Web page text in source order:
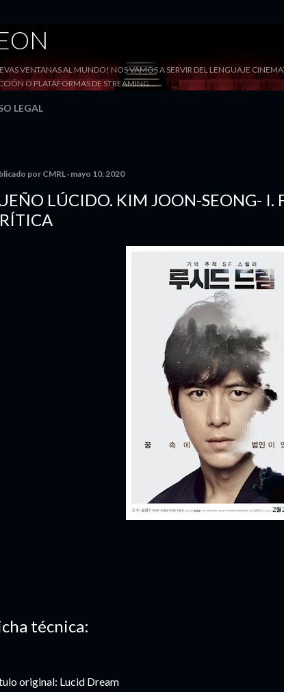
VENTANAS AL MUNDO! NOS VAMOS A SERVIR DEL LENGUAJE
O PLATAFORMAS DE STREAMING
LEGAL
porCMRL mayo 10, 2020
LÚCIDO. KIM JOON-SEONG- I.
técnica:
original: Lucid Dream